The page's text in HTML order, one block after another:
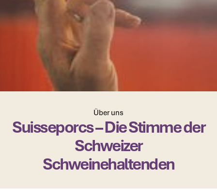
Über uns
Suisseporcs – Die Stimme der
Schweizer
Schweinehaltenden